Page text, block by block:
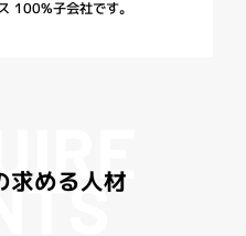
100%子会社です。
IRE
TS
求める人材